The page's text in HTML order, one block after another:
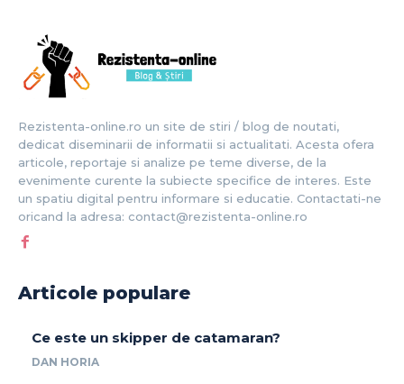
Rezistenta-online.ro un site de stiri / blog de noutati,
dedicat diseminarii de informatii si actualitati. Acesta ofera
articole, reportaje si analize pe teme diverse, de la
evenimente curente la subiecte specifice de interes. Este
un spatiu digital pentru informare si educatie. Contactati-ne
oricand la adresa: contact@rezistenta-online.ro
Articole populare
Ce este un skipper de catamaran?
DAN HORIA